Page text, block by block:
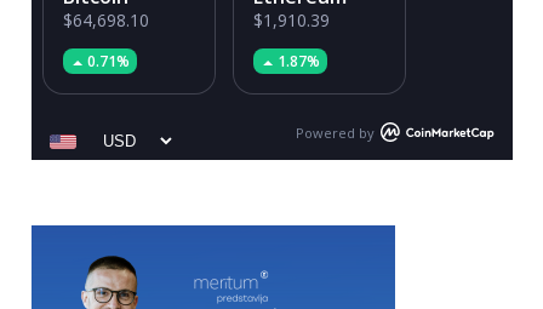
$64,698.10
0.71%
$1,910.39
1.87%
Powered by